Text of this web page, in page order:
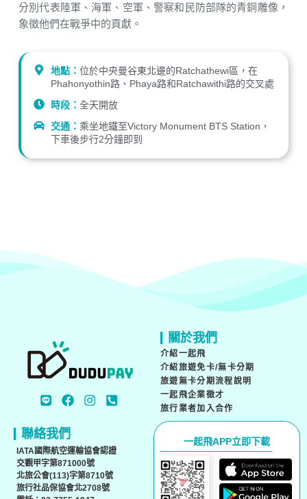
分別代表陸軍、海軍、空軍、警察和民防部隊的青銅雕像，
象徵他們在戰爭中的貢獻。
地點：位於中央曼谷東北邊的Ratchathewi區，在
Phahonyothin路、Phaya路和Ratchawithi路的交叉處
時段：全天開放
交通： 乘坐地鐵至Victory Monument BTS Station，
下車後步行2分鐘即到
關於我們
介紹一起飛
介紹旅遊免卡/無卡分期
旅遊無卡分期流程說明
一起飛企業徵才
旅行業者加入合作
聯絡我們
IATA國際航空運輸協會認證
交觀甲字第871000號
北旅公會(113)字第8710號
旅行社品保協會北2708號
一起飛APP立即下載